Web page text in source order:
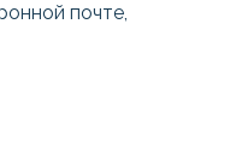
почте,